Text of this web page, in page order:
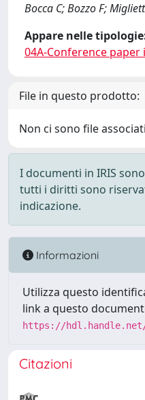
Bocca C; Bozzo F;
Appare nelle
04A-Conference paper
File in questo prodotto:
Non ci sono file
I documenti in IRIS
tutti i diritti sono
indicazione.
Informazioni
Utilizza questo
link a questo
https://hdl.handle.net/
Citazioni